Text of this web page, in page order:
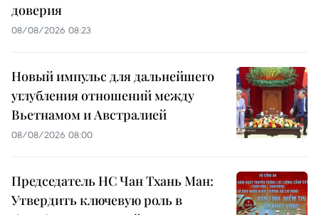
доверия
08/08/2026 08:23
Новый импульс для дальнейшего
углубления отношений между
Вьетнамом и Австралией
08/08/2026 08:00
Председатель НС Чан Тхань Ман:
Утвердить ключевую роль в